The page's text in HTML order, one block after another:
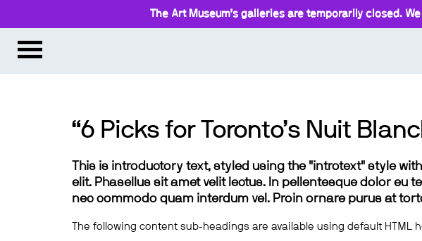
The Art Museum’s galleries are temporarily closed.
“6 Picks for Toronto’s Nuit
This is introductory text, styled using the "introtext" style
elit. Phasellus sit amet velit lectus. In pellentesque dolor eu
nec commodo quam interdum vel. Proin ornare purus at
The following content sub-headings are available using default HTML